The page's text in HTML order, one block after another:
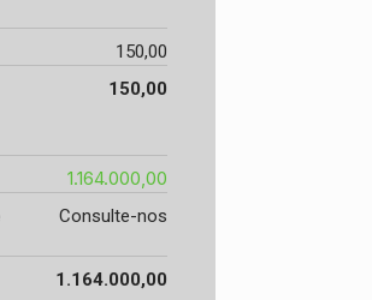
150,00
150,00
1.164.000,00
Consulte-nos
1.164.000,00